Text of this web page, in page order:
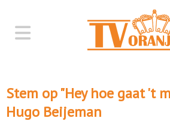
Stem op "Hey hoe gaat 't
Hugo Beijeman